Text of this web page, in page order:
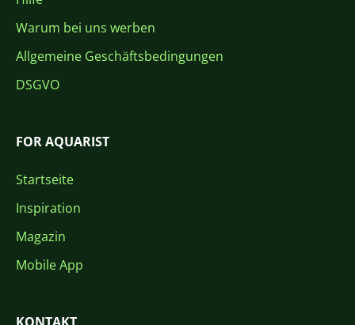
Warum bei uns werben
Allgemeine Geschäftsbedingungen
DSGVO
FOR AQUARIST
Startseite
Inspiration
Magazin
Mobile App